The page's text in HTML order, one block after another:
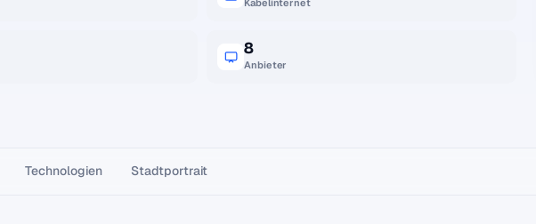
Kabelinternet
8
Anbieter
Technologien Stadtportrait